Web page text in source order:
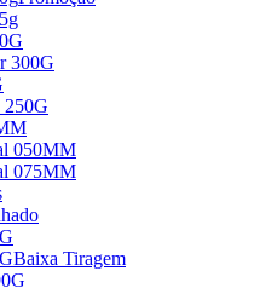
300G
250G
050MM
075MM
Baixa Tiragem